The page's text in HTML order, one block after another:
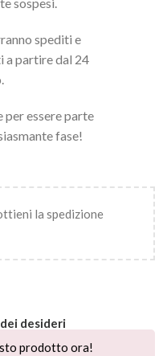
sospesi.
spediti e
a partire dal 24
per essere parte
fase!
la spedizione
desideri
prodotto ora!